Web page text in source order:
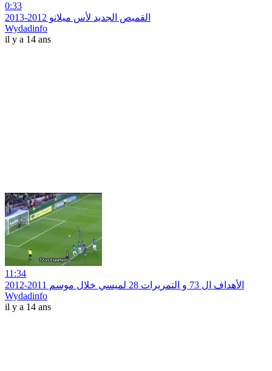
0:33
القميص الجديد لأس ميلانو 2012-2013
Wydadinfo
il y a 14 ans
11:34
الأهداف ال 73 و التمريرات 28 لميسي خلال موسم 2011-2012
Wydadinfo
il y a 14 ans